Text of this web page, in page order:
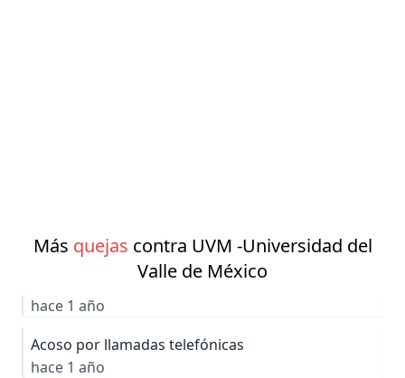
Más quejas contra UVM -Universidad del
Valle de México
hace 1 año
Acoso por llamadas telefónicas
hace 1 año